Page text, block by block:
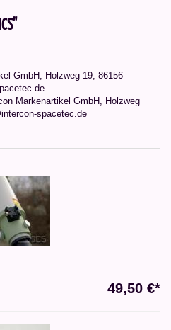
GmbH, Holzweg 19, 86156
Markenartikel GmbH, Holzweg
spacetec.de
49,50 €*